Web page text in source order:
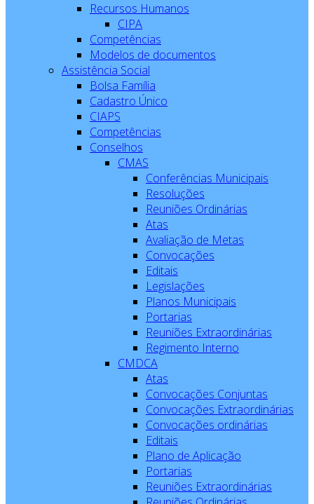
Recursos Humanos
CIPA
Competências
Modelos de documentos
Assistência Social
Bolsa Família
Cadastro Único
CIAPS
Competências
Conselhos
CMAS
Conferências Municipais
Resoluções
Reuniões Ordinárias
Atas
Avaliação de Metas
Convocações
Editais
Legislações
Planos Municipais
Portarias
Reuniões Extraordinárias
Regimento Interno
CMDCA
Atas
Convocações Conjuntas
Convocações Extraordinárias
Convocações ordinárias
Editais
Plano de Aplicação
Portarias
Reuniões Extraordinárias